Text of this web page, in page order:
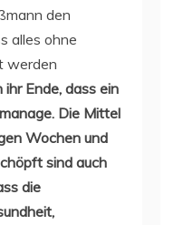
den
alles ohne
werden
ihr Ende, dass ein
Die Mittel
Wochen und
sind auch
die